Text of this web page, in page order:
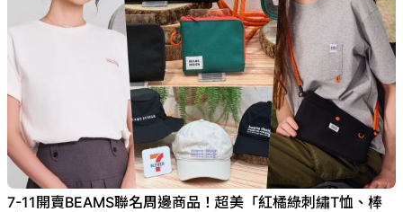
7-11開賣BEAMS聯名周邊商品！超美「紅橘綠刺繡T恤、棒